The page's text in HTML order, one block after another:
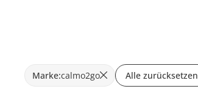
Marke:calmo2go Alle zurücksetzen